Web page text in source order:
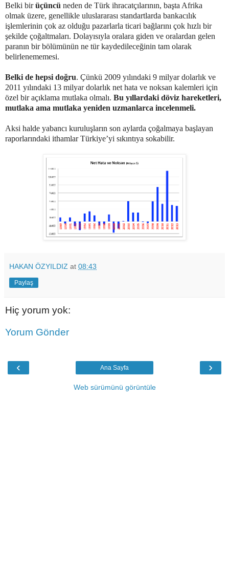
Belki birüçüncü neden de Türk ihracatçılarının, başta Afrika
olmak üzere, genellikle uluslararası standartlarda bankacılık
işlemlerinin çok az olduğu pazarlarla ticari bağlarını çok hızlı bir
şekilde çoğaltmaları. Dolayısıyla oralara giden ve oralardan gelen
paranın bir bölümünün ne tür kaydedileceğinin tam olarak
belirlenememesi.
Belki de hepsi doğru. Çünkü 2009 yılındaki 9 milyar dolarlık ve
2011 yılındaki 13 milyar dolarlık net hata ve noksan kalemleri için
özel bir açıklama mutlaka olmalı. Bu yıllardaki döviz hareketleri,
mutlaka ama mutlaka yeniden uzmanlarca incelenmeli.
Aksi halde yabancı kuruluşların son aylarda çoğalmaya başlayan
raporlarındaki ithamlar Türkiye’yi sıkıntıya sokabilir.
HAKAN ÖZYILDIZ at 08:43
Paylaş
Hiç yorum yok:
Yorum Gönder
‹ ›
Ana Sayfa
Web sürümünü görüntüle